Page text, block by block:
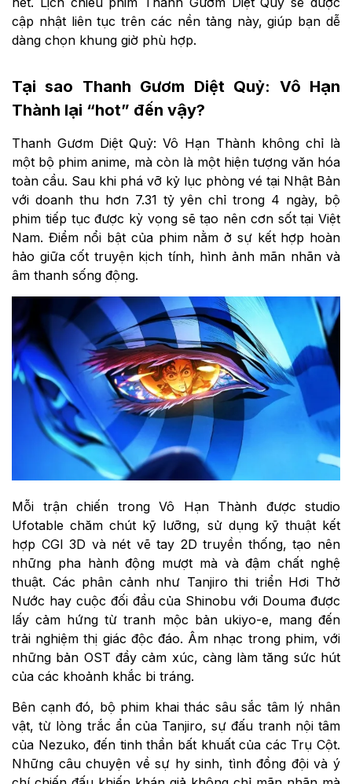
cập nhật liên tục trên các nền tảng này, giúp bạn dễ
dàng chọn khung giờ phù hợp.
Tại sao Thanh Gươm Diệt Quỷ: Vô Hạn
Thành lại “hot” đến vậy?
Thanh Gươm Diệt Quỷ: Vô Hạn Thành không chỉ là
một bộ phim anime, mà còn là một hiện tượng văn hóa
toàn cầu. Sau khi phá vỡ kỷ lục phòng vé tại Nhật Bản
với doanh thu hơn 7.31 tỷ yên chỉ trong 4 ngày, bộ
phim tiếp tục được kỳ vọng sẽ tạo nên cơn sốt tại Việt
Nam. Điểm nổi bật của phim nằm ở sự kết hợp hoàn
hảo giữa cốt truyện kịch tính, hình ảnh mãn nhãn và
âm thanh sống động.
Mỗi trận chiến trong Vô Hạn Thành được studio
Ufotable chăm chút kỹ lưỡng, sử dụng kỹ thuật kết
hợp CGI 3D và nét vẽ tay 2D truyền thống, tạo nên
những pha hành động mượt mà và đậm chất nghệ
thuật. Các phân cảnh như Tanjiro thi triển Hơi Thở
Nước hay cuộc đối đầu của Shinobu với Douma được
lấy cảm hứng từ tranh mộc bản ukiyo-e, mang đến
trải nghiệm thị giác độc đáo. Âm nhạc trong phim, với
những bản OST đầy cảm xúc, càng làm tăng sức hút
của các khoảnh khắc bi tráng.
Bên cạnh đó, bộ phim khai thác sâu sắc tâm lý nhân
vật, từ lòng trắc ẩn của Tanjiro, sự đấu tranh nội tâm
của Nezuko, đến tinh thần bất khuất của các Trụ Cột.
Những câu chuyện về sự hy sinh, tình đồng đội và ý